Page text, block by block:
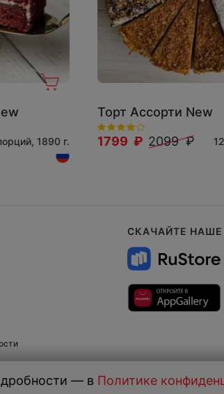
1890 г.
Торт Ассорти New
1799 ₽ 2099 ₽
СКАЧАЙТЕ
— в Политике